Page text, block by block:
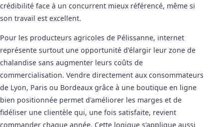
crédibilité face à un concurrent mieux référencé, même si
son travail est excellent.
Pour les producteurs agricoles de Pélissanne, internet
représente surtout une opportunité d'élargir leur zone de
chalandise sans augmenter leurs coûts de
commercialisation. Vendre directement aux consommateurs
de Lyon, Paris ou Bordeaux grâce à une boutique en ligne
bien positionnée permet d'améliorer les marges et de
fidéliser une clientèle qui, une fois satisfaite, revient
commander chaque année. Cette logique s'applique aussi